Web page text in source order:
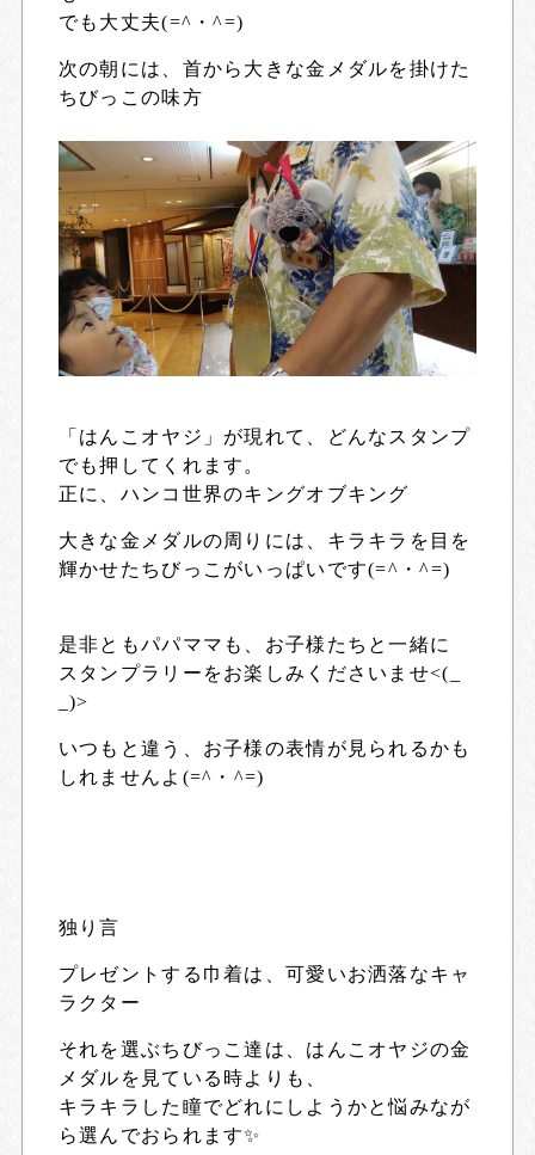
でも大丈夫(=^・^=)
次の朝には、首から大きな金メダルを掛けた
ちびっこの味方
「はんこオヤジ」が現れて、どんなスタンプ
でも押してくれます。
正に、ハンコ世界のキングオブキング
大きな金メダルの周りには、キラキラを目を
輝かせたちびっこがいっぱいです(=^・^=)
是非ともパパママも、お子様たちと一緒に
スタンプラリーをお楽しみくださいませ<(_
_)>
いつもと違う、お子様の表情が見られるかも
しれませんよ(=^・^=)
独り言
プレゼントする巾着は、可愛いお洒落なキャ
ラクター
それを選ぶちびっこ達は、はんこオヤジの金
メダルを見ている時よりも、
キラキラした瞳でどれにしようかと悩みなが
ら選んでおられます✨